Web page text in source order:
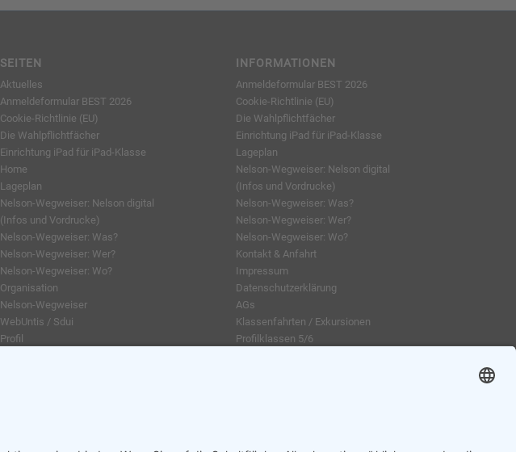
SEITEN
Aktuelles
Anmeldeformular BEST 2026
Cookie-Richtlinie (EU)
Die Wahlpflichtfächer
Einrichtung iPad für iPad-Klasse
Home
Lageplan
Nelson-Wegweiser: Nelson digital
(Infos und Vordrucke)
Nelson-Wegweiser: Was?
Nelson-Wegweiser: Wer?
Nelson-Wegweiser: Wo?
Organisation
Nelson-Wegweiser
WebUntis / Sdui
Profil
INFORMATIONEN
Anmeldeformular BEST 2026
Cookie-Richtlinie (EU)
Die Wahlpflichtfächer
Einrichtung iPad für iPad-Klasse
Lageplan
Nelson-Wegweiser: Nelson digital
(Infos und Vordrucke)
Nelson-Wegweiser: Was?
Nelson-Wegweiser: Wer?
Nelson-Wegweiser: Wo?
Kontakt & Anfahrt
Impressum
Datenschutzerklärung
AGs
Klassenfahrten / Exkursionen
Profilklassen 5/6